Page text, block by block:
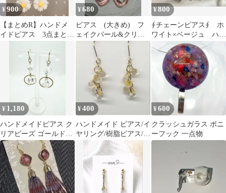
¥900
【まとめR】ハンドメ
イドピアス 3点まとめ
¥680
ピアス (大きめ) フ
ェイクパール&クリア
ピンク雫リング
¥800
∮チェーンピアス∮ ホ
ワイト×ベージュ ハン
ドメイド
¥ 1,180
ハンドメイドピアス ク
リアビーズ ゴールドフ
ープ
¥400
ハンドメイド ピアス/イ
ヤリング/樹脂ピアス/ノ
ンホールピアス⑨
¥600
クラッシュガラス ポニ
ーフック 一点物